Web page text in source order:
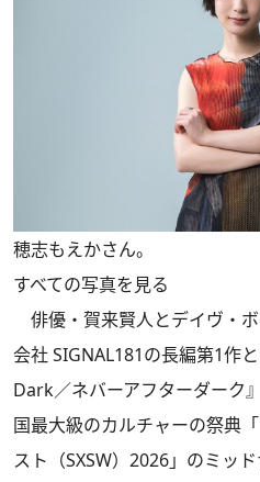
穂志もえかさん。
すべての写真を見る
俳優・賀来賢人とデイヴ・
会社 SIGNAL181の長編第1作
Dark／ネバーアフターダーク
国最大級のカルチャーの祭典
スト（SXSW）2026」のミッ